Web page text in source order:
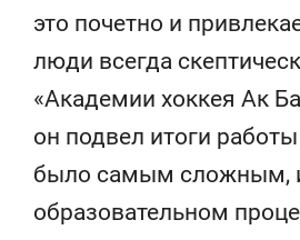
это почетно и
люди всегда
«Академии хоккея Ак
он подвел итоги
было самым сложным,
образовательном
прораб Наталья
«Ремонт вместе
это челлендж!»